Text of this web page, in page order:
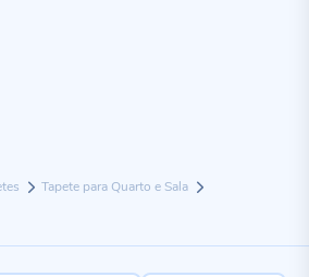
Tapete para Quarto e Sala